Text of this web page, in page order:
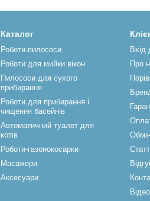
Каталог
Роботи-пилососи
Роботи для мийки вікон
Пилососи для сухого
прибирання
Роботи для прибирання і
чищення басейнів
Автоматичний туалет для
котів
Роботи-газонокосарки
Масажери
Аксесуари
Вхід
Про
Відео